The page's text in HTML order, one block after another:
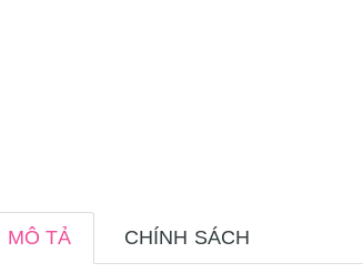
MÔ TẢ CHÍNH SÁCH